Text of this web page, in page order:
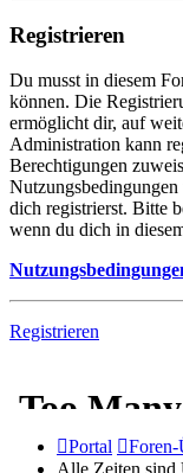
Registrieren
Du musst in diesem
können. Die
ermöglicht dir, auf
Administration kann
Berechtigungen
dich registrierst. Bitte
wenn du dich in
Registrieren
Portal
Foren-